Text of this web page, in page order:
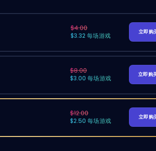
$4.00
$3.32 每场游戏
立即购
$8.00
$3.00 每场游戏
立即购
$12.00
$2.50 每场游戏
立即购